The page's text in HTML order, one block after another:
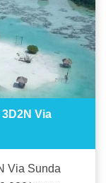
Via
Via Sunda